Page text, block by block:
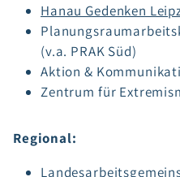
Hanau Gedenken
(v.a. PRAK Süd)
Aktion &
Zentrum für
Regional: